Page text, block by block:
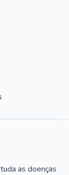
as doenças